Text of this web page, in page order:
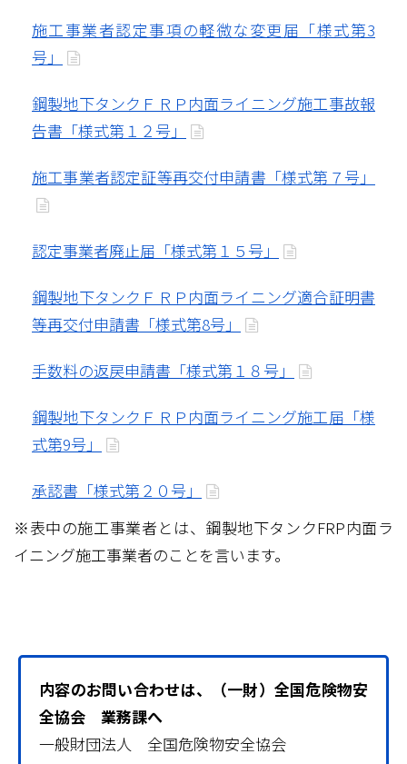
施工事業者認定事項の軽微な変更届「様式第3
号」
鋼製地下タンクＦＲＰ内面ライニング施工事故報
告書「様式第１２号」
施工事業者認定証等再交付申請書「様式第７号」
認定事業者廃止届「様式第１５号」
鋼製地下タンクＦＲＰ内面ライニング適合証明書
等再交付申請書「様式第8号」
手数料の返戻申請書「様式第１８号」
鋼製地下タンクＦＲＰ内面ライニング施工届「様
式第9号」
承認書「様式第２０号」
※表中の施工事業者とは、鋼製地下タンクFRP内面ラ
イニング施工事業者のことを言います。
内容のお問い合わせは、（一財）全国危険物安
全協会 業務課へ
一般財団法人 全国危険物安全協会